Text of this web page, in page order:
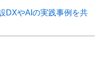
DXやAIの実践事例を共